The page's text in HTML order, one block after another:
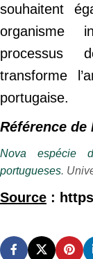
souhaitent
organisme
processus
transforme
portugaise.
Référence de
Nova espécie
portugueses.
Source :